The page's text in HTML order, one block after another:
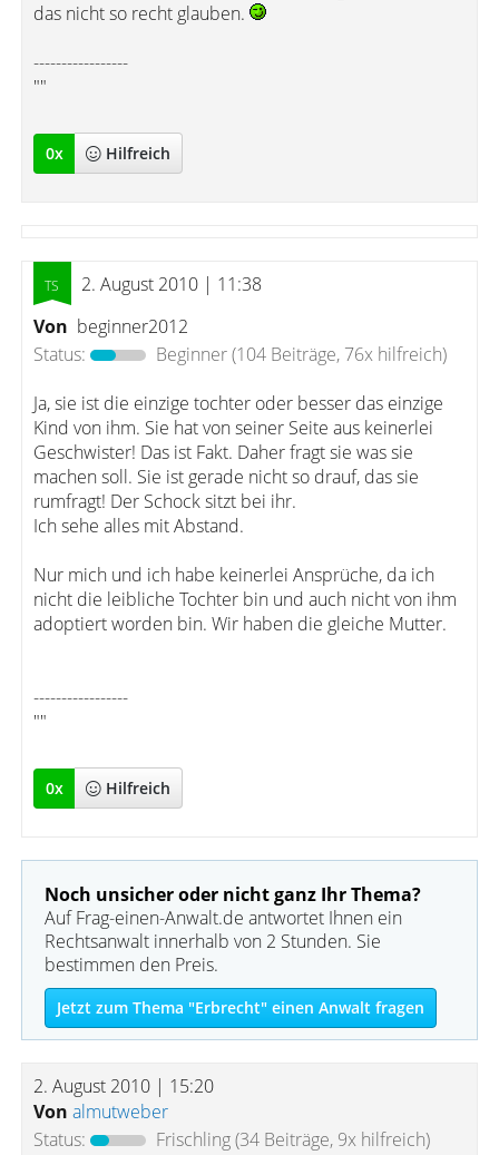
das nicht so recht glauben.
-----------------
""
0x Hilfreich
2. August 2010 | 11:38
Von beginner2012
Status:
Beginner(104 Beiträge, 76x hilfreich)
Ja, sie ist die einzige tochter oder besser das einzige
Kind von ihm. Sie hat von seiner Seite aus keinerlei
Geschwister! Das ist Fakt. Daher fragt sie was sie
machen soll. Sie ist gerade nicht so drauf, das sie
rumfragt! Der Schock sitzt bei ihr.
Ich sehe alles mit Abstand.
Nur mich und ich habe keinerlei Ansprüche, da ich
nicht die leibliche Tochter bin und auch nicht von ihm
adoptiert worden bin. Wir haben die gleiche Mutter.
-----------------
""
0x Hilfreich
Noch unsicher oder nicht ganz Ihr Thema?
Auf Frag-einen-Anwalt.de antwortet Ihnen ein
Rechtsanwalt innerhalb von 2 Stunden. Sie
bestimmen den Preis.
Jetzt zum Thema "Erbrecht" einen Anwalt fragen
2. August 2010 | 15:20
Von almutweber
Status:
Frischling(34 Beiträge, 9x hilfreich)